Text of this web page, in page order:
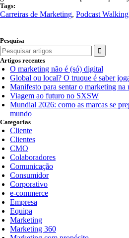
Tags:
Carreiras de Marketing, Podcast
Pesquisa
Search
for:
Artigos recentes
O marketing não é (só) digital
Global ou local? O truque é saber
Manifesto para sentar o marketing na
Viagem ao futuro no SXSW
Mundial 2026: como as marcas se
mundo
Categorias
Cliente
Clientes
CMO
Colaboradores
Comunicação
Consumidor
Corporativo
e-commerce
Empresa
Equipa
Marketing
Marketing 360